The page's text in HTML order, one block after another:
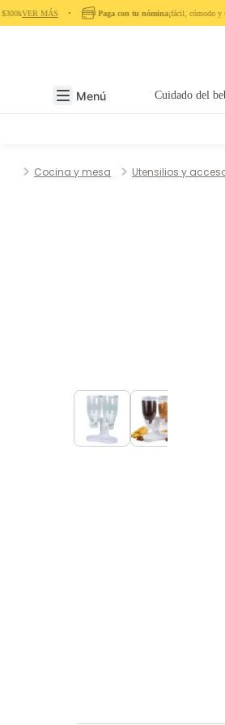
VER MÁS‎ ‎ ‎ ‎ •‎ ‎ ‎ ‎ Paga con tu nómina¡fácil, cómodo y
Menú Cuidado del
Cocina y mesa Utensilios y